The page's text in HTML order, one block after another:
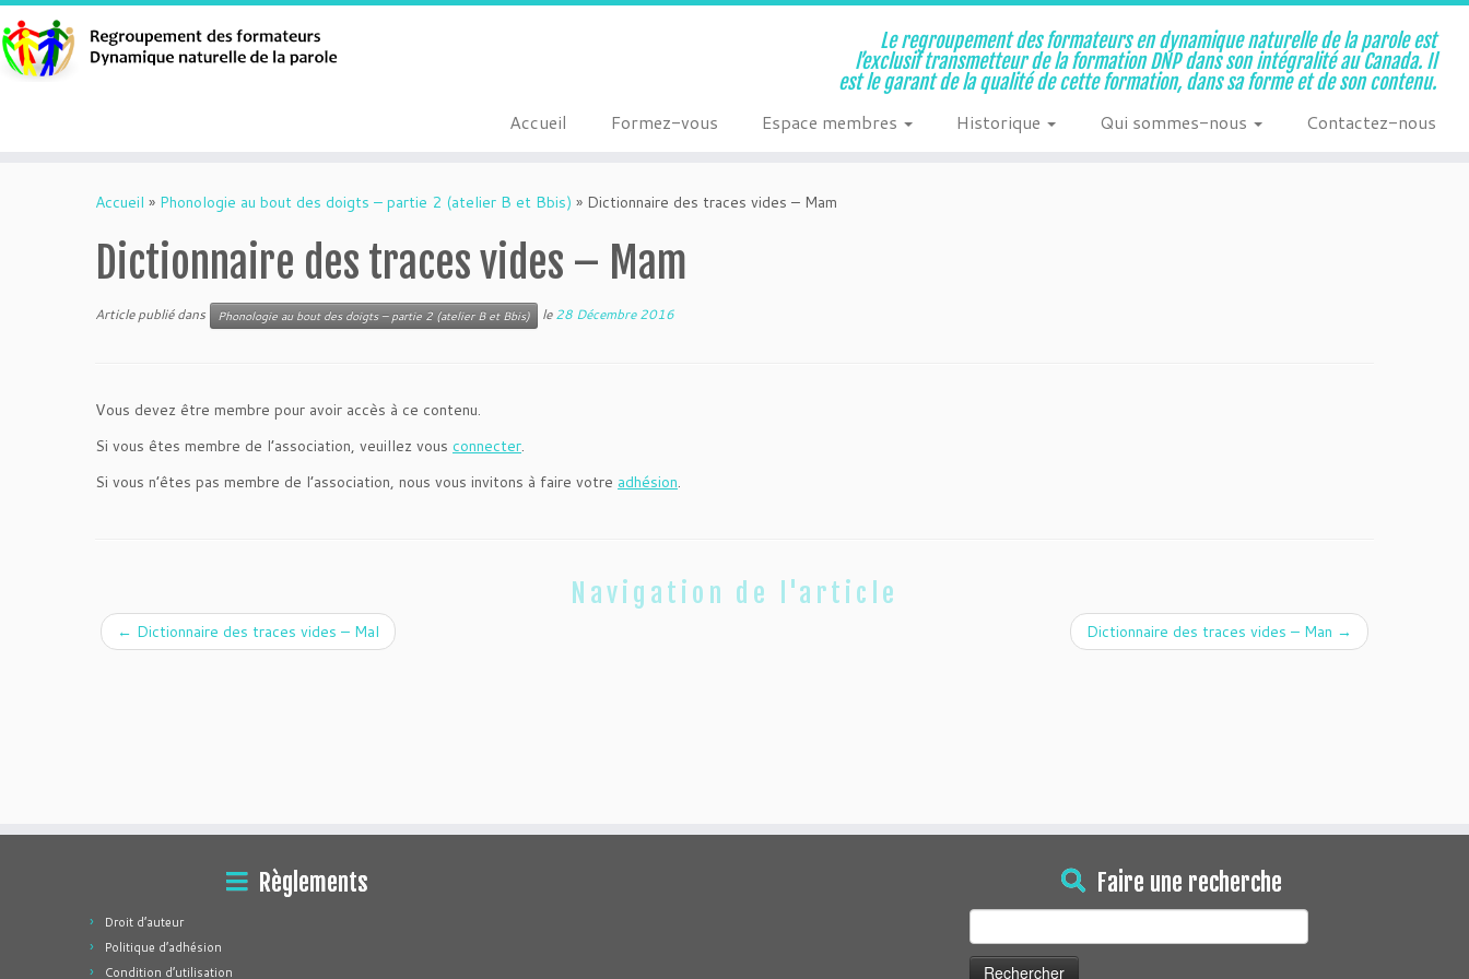
Le regroupement des formateurs en dynamique naturelle de la parole est
l’exclusif transmetteur de la formation DNP dans son intégralité au Canada. Il
est le garant de la qualité de cette formation, dans sa forme et de son contenu.
Accueil Formez-vous Espace membres Historique Qui sommes-nous Contactez-nous
Accueil » Phonologie au bout des doigts – partie 2 (atelier B et Bbis) » Dictionnaire des traces vides – Mam
Dictionnaire des traces vides – Mam
Article publié dans Phonologie au bout des doigts – partie 2 (atelier B et Bbis) le28 Décembre 2016
Vous devez être membre pour avoir accès à ce contenu.
Si vous êtes membre de l’association, veuillez vous connecter.
Si vous n’êtes pas membre de l’association, nous vous invitons à faire votre adhésion.
Navigation de l'article
← Dictionnaire des traces vides – Mal Dictionnaire des traces vides – Man →
Règlements
Droit d’auteur
Politique d’adhésion
Condition d’utilisation
Faire une recherche